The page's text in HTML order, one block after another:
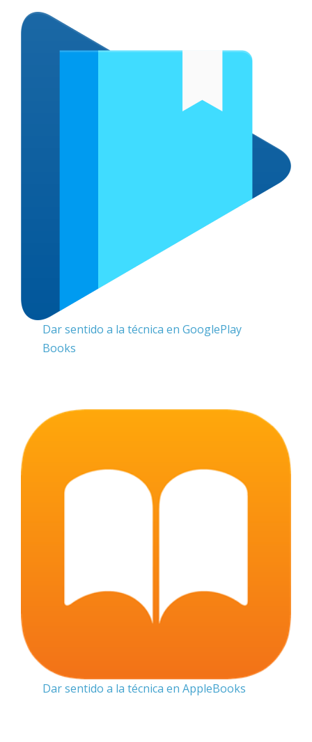
Dar sentido a la técnica en GooglePlay
Books
Dar sentido a la técnica en AppleBooks